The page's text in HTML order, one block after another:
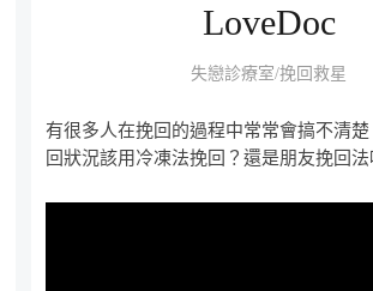
LoveDoc
失戀診療室/挽回救星
有很多人在挽回的過程中常常會搞不清
回狀況該用冷凍法挽回？還是朋友挽回法